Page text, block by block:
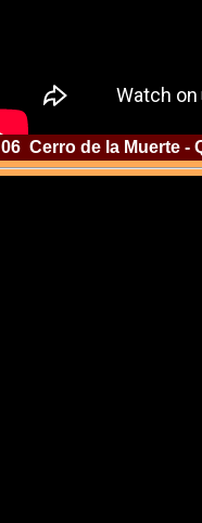
06 Cerro de la Muerte -